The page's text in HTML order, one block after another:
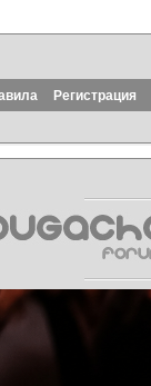
Регистрация